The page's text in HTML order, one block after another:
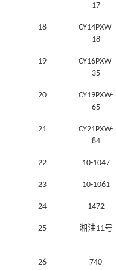
17
18
CY14PXW-
18
19
CY16PXW-
35
20
CY19PXW-
65
21
CY21PXW-
84
22 10-1047
23 10-1061
24 1472
25 湘油11号
26 740